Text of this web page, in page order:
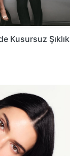
Kusursuz Şıklık